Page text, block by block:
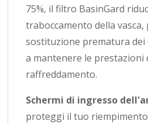
75%, il filtro BasinGard
traboccamento della
sostituzione prematura
a mantenere le prestazioni
raffreddamento.
Schermi di ingresso
proteggi il tuo